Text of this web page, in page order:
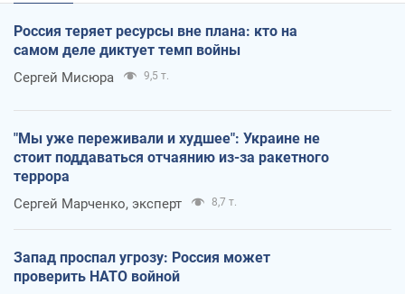
Россия теряет ресурсы вне плана: кто на
самом деле диктует темп войны
Сергей Мисюра 9,5 т.
"Мы уже переживали и худшее": Украине не
стоит поддаваться отчаянию из-за ракетного
террора
Сергей Марченко, эксперт 8,7 т.
Запад проспал угрозу: Россия может
проверить НАТО войной